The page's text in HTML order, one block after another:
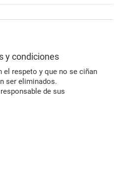
y condiciones
respeto y que no se ciñan
ser eliminados.
de sus